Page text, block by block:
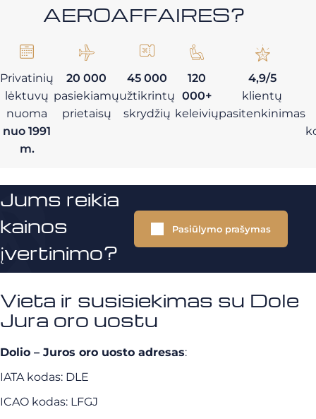
AEROAFFAIRES?
Privatinių
lėktuvų
nuoma
nuo 1991
m.
20 000
pasiekiamų
prietaisų
45 000
užtikrintų
skrydžių
120
000+
keleivių
4,9/5
klientų
pasitenkinimas
Jums reikia
kainos
įvertinimo?
Pasiūlymo prašymas
Vieta ir susisiekimas su Dole
Jura oro uostu
Dolio – Juros oro uosto adresas:
IATA kodas: DLE
ICAO kodas: LFGJ